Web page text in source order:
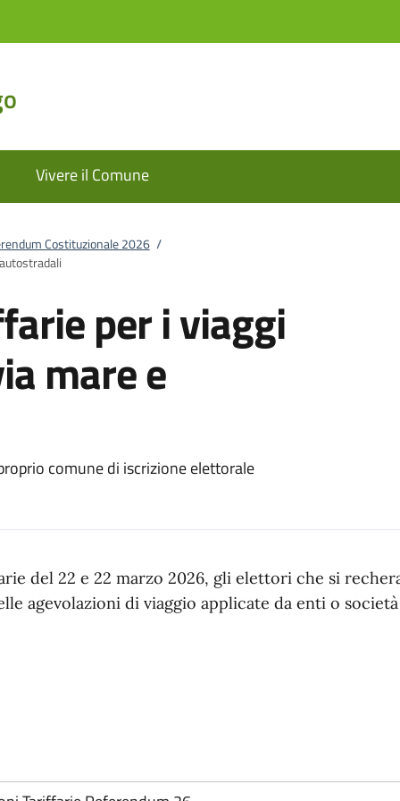
Vivere il Comune
Costituzionale 2026 /
per i viaggi
mare e
comune di iscrizione elettorale
del 22 e 22 marzo 2026, gli elettori che si
agevolazioni di viaggio applicate da enti o